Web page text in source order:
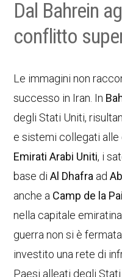
Dal Bahrein
conflitto
Le immagini non
successo in Iran. In
degli Stati Uniti,
e sistemi collegati
Emirati Arabi Uniti, i
base diAl Dhafra ad
anche a Camp de la
nella capitale
guerra non si è
investito una rete di
Paesi alleati degli Stati